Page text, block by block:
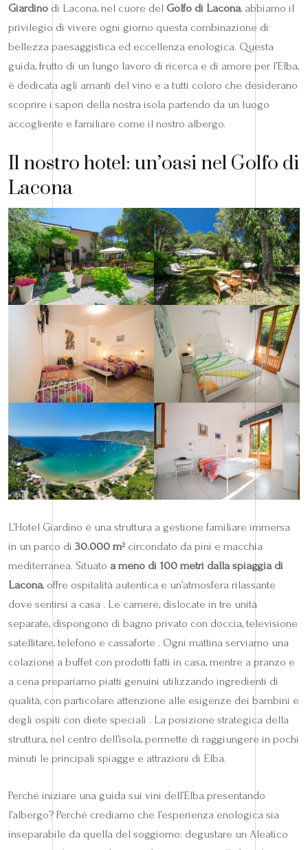
Giardino di Lacona, nel cuore del Golfo di Lacona, abbiamo il
privilegio di vivere ogni giorno questa combinazione di
bellezza paesaggistica ed eccellenza enologica. Questa
guida, frutto di un lungo lavoro di ricerca e di amore per l’Elba,
è dedicata agli amanti del vino e a tutti coloro che desiderano
scoprire i sapori della nostra isola partendo da un luogo
accogliente e familiare come il nostro albergo.
Il nostro hotel: un’oasi nel Golfo di
Lacona
L’Hotel Giardino è una struttura a gestione familiare immersa
in un parco di 30.000 m² circondato da pini e macchia
mediterranea. Situato a meno di 100 metri dalla spiaggia di
Lacona, offre ospitalità autentica e un’atmosfera rilassante
dove sentirsi a casa . Le camere, dislocate in tre unità
separate, dispongono di bagno privato con doccia, televisione
satellitare, telefono e cassaforte . Ogni mattina serviamo una
colazione a buffet con prodotti fatti in casa, mentre a pranzo e
a cena prepariamo piatti genuini utilizzando ingredienti di
qualità, con particolare attenzione alle esigenze dei bambini e
degli ospiti con diete speciali . La posizione strategica della
struttura, nel centro dell’isola, permette di raggiungere in pochi
minuti le principali spiagge e attrazioni di Elba.
Perché iniziare una guida sui vini dell’Elba presentando
l’albergo? Perché crediamo che l’esperienza enologica sia
inseparabile da quella del soggiorno: degustare un Aleatico